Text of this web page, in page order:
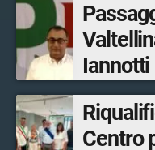
Iannotti
opere
Centro